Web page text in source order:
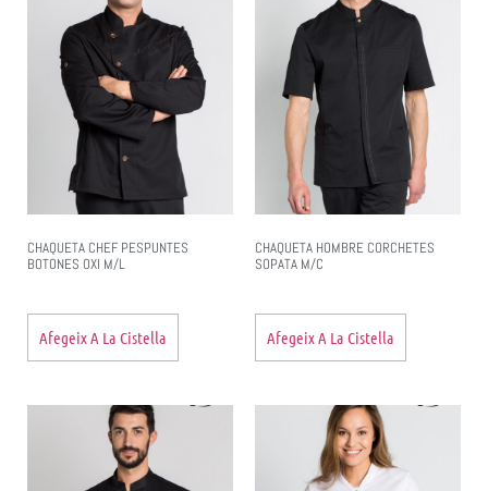
CHAQUETA CHEF PESPUNTES
BOTONES OXI M/L
Afegeix A La Cistella
CHAQUETA HOMBRE CORCHETES
SOPATA M/C
Afegeix A La Cistella